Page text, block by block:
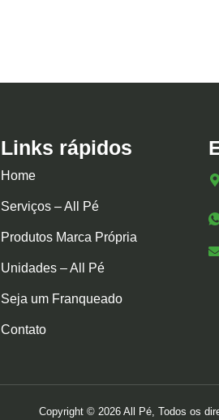
Links rápidos
Home
Serviços – All Pé
Produtos Marca Própria
Unidades – All Pé
Seja um Franqueado
Contato
Copyright © 2026 All Pé, Todos os